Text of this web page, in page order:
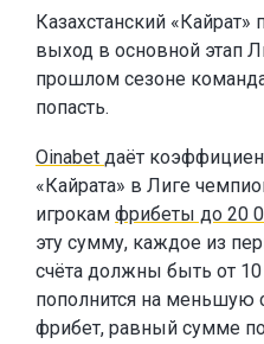
Казахстанский «Кайрат»
выход в основной этап
прошлом сезоне
попасть.
Oinabet даёт
«Кайрата» в Лиге
игрокам фрибеты до 20
эту сумму, каждое из
счёта должны быть от 10
пополнится на меньшую
фрибет, равный сумме